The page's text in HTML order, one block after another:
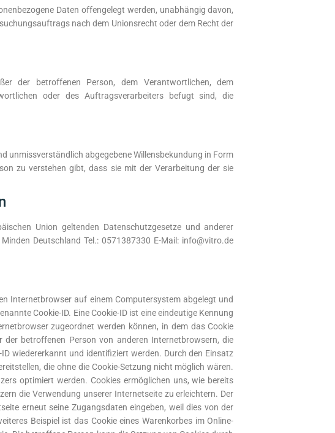
Daten offengelegt werden, unabhängig davon,
nach dem Unionsrecht oder dem Recht der
der betroffenen Person, dem Verantwortlichen, dem
oder des Auftragsverarbeiters befugt sind, die
unmissverständlich abgegebene Willensbekundung in Form
zu verstehen gibt, dass sie mit der Verarbeitung der sie
Union geltenden Datenschutzgesetze und anderer
Deutschland Tel.: 0571387330 E-Mail: info@vitro.de
Internetbrowser auf einem Computersystem abgelegt und
Cookie-ID. Eine Cookie-ID ist eine eindeutige Kennung
zugeordnet werden können, in dem das Cookie
betroffenen Person von anderen Internetbrowsern, die
wiedererkannt und identifiziert werden. Durch den Einsatz
die ohne die Cookie-Setzung nicht möglich wären.
optimiert werden. Cookies ermöglichen uns, wie bereits
die Verwendung unserer Internetseite zu erleichtern. Der
erneut seine Zugangsdaten eingeben, weil dies von der
Beispiel ist das Cookie eines Warenkorbes im Online-